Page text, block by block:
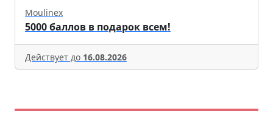
Moulinex
5000 баллов в подарок всем!
Действует до 16.08.2026